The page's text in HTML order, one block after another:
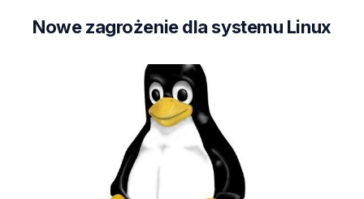
Nowe zagrożenie dla systemu Linux